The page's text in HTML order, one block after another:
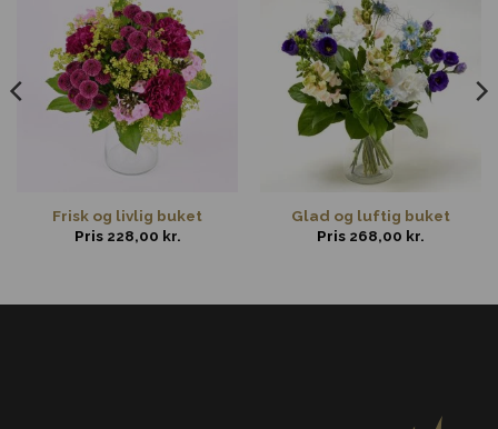
Frisk og livlig buket
Pris 228,00 kr.
Glad og luftig buket
Pris 268,00 kr.